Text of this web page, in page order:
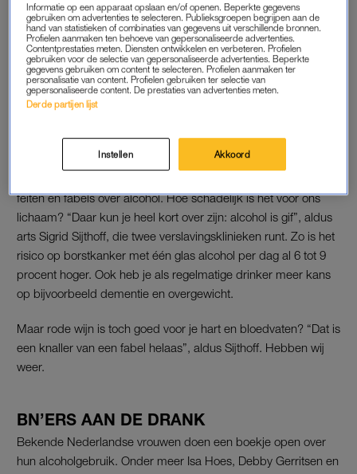
‘ALCOHOL IS GIF’
feiten en fabels over alcohol. Hoe schadelijk is het voor ons
lichaam? “Daar kun je heel kort over zijn: alcohol is gif”, aldus
arts Sigrid Sijthoff, die twee verslavingsklinieken runt. Zo is het
risico op borstkanker met één glas alcohol per dag al 6 tot 9
procent hoger. Ook heb je als regelmatige drinker meer kans
op bijvoorbeeld dementie en overgewicht.
Maar rode wijn is toch goed voor je hart en bloedvaten? “Dat is
een knaller van een fabel helaas”, aldus Sijthoff. Hebben wij
weer.
BN’ERS AAN DE DRANK
Bekende Nederlandse vrouwen doen een boekje open over
hun alcoholgebruik. Onder meer Isa Hoes, Debby Gerritsen en
Informatie op een apparaat opslaan en/of openen. Beperkte gegevens
gebruiken om advertenties te selecteren. Publieksgroepen begrijpen aan de
hand van statistieken of combinaties van gegevens uit verschillende bronnen.
Profielen aanmaken ten behoeve van gepersonaliseerde advertenties.
Contentprestaties meten. Diensten ontwikkelen en verbeteren. Profielen
gebruiken voor de selectie van gepersonaliseerde advertenties. Beperkte
gegevens gebruiken om content te selecteren. Profielen aanmaken ter
personalisatie van content. Profielen gebruiken ter selectie van
gepersonaliseerde content. De prestaties van advertenties meten.
Derde partijen lijst
Instellen Akkoord